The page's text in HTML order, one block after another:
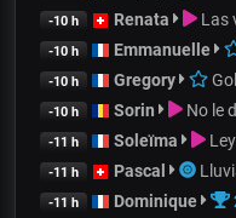
-10 h Renata Las
-10 h Emmanuelle
-10 h Gregory
-10 h Sorin No le
-11 h Soleïma
-11 h Pascal
-11 h Dominique